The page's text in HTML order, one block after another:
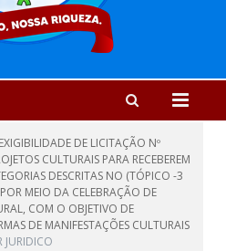
DE LICITAÇÃO Nº
CULTURAIS PARA RECEBEREM
DESCRITAS NO (TÓPICO -3
MEIO DA CELEBRAÇÃO DE
COM O OBJETIVO DE
DE MANIFESTAÇÕES CULTURAIS
JURIDICO